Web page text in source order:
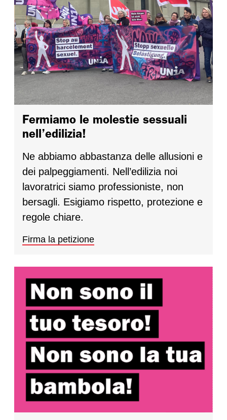
Fermiamo le molestie sessuali
nell’edilizia!
Ne abbiamo abbastanza delle allusioni e
dei palpeggiamenti. Nell’edilizia noi
lavoratrici siamo professioniste, non
bersagli. Esigiamo rispetto, protezione e
regole chiare.
Firma la petizione